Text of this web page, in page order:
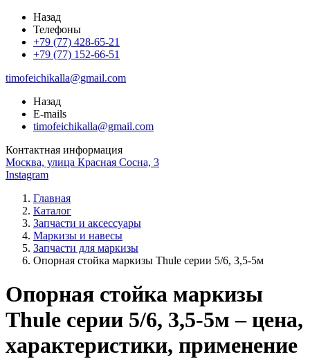
Назад
Телефоны
+79 (77) 428-65-21
+79 (77) 152-66-51
timofeichikalla@gmail.com
Назад
E-mails
timofeichikalla@gmail.com
Контактная информация
Москва, улица Красная Сосна, 3
Instagram
Главная
Каталог
Запчасти и аксессуары
Маркизы и навесы
Запчасти для маркизы
Опорная стойка маркизы Thule серии 5/6, 3,5-5м
Опорная стойка маркизы
Thule серии 5/6, 3,5-5м – цена,
характеристики, применение